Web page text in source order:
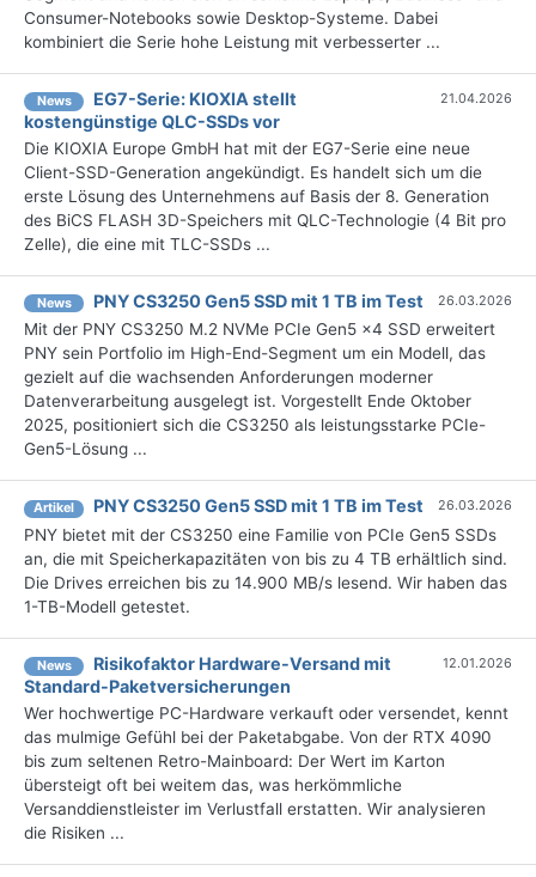
Consumer-Notebooks sowie Desktop-Systeme. Dabei
kombiniert die Serie hohe Leistung mit verbesserter ...
News
EG7-Serie: KIOXIA stellt
kostengünstige QLC-SSDs vor
21.04.2026
Die KIOXIA Europe GmbH hat mit der EG7-Serie eine neue
Client-SSD-Generation angekündigt. Es handelt sich um die
erste Lösung des Unternehmens auf Basis der 8. Generation
des BiCS FLASH 3D-Speichers mit QLC-Technologie (4 Bit pro
Zelle), die eine mit TLC-SSDs ...
News PNY CS3250 Gen5 SSD mit 1 TB im Test 26.03.2026
Mit der PNY CS3250 M.2 NVMe PCIe Gen5 x4 SSD erweitert
PNY sein Portfolio im High-End-Segment um ein Modell, das
gezielt auf die wachsenden Anforderungen moderner
Datenverarbeitung ausgelegt ist. Vorgestellt Ende Oktober
2025, positioniert sich die CS3250 als leistungsstarke PCIe-
Gen5-Lösung ...
Artikel PNY CS3250 Gen5 SSD mit 1 TB im Test 26.03.2026
PNY bietet mit der CS3250 eine Familie von PCIe Gen5 SSDs
an, die mit Speicherkapazitäten von bis zu 4 TB erhältlich sind.
Die Drives erreichen bis zu 14.900 MB/s lesend. Wir haben das
1-TB-Modell getestet.
News
Risikofaktor Hardware-Versand mit
Standard-Paketversicherungen
12.01.2026
Wer hochwertige PC-Hardware verkauft oder versendet, kennt
das mulmige Gefühl bei der Paketabgabe. Von der RTX 4090
bis zum seltenen Retro-Mainboard: Der Wert im Karton
übersteigt oft bei weitem das, was herkömmliche
Versanddienstleister im Verlustfall erstatten. Wir analysieren
die Risiken ...